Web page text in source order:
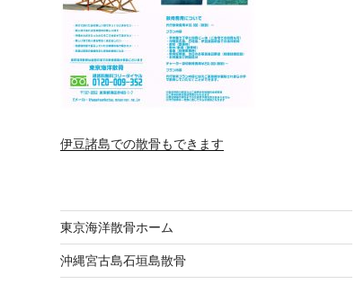
伊豆諸島での散骨もできます
東京海洋散骨ホーム
沖縄宮古島石垣島散骨